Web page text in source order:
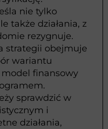
nie tylko
także działania, z
rezygnuje.
strategii obejmuje
wariantu
finansowy
sprawdzić w
i
działania,